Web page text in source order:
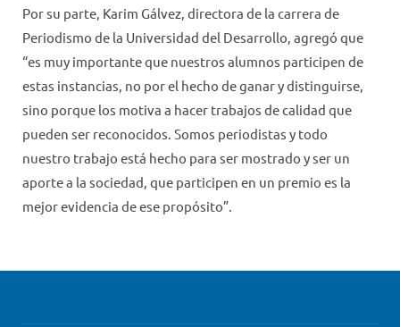
Por su parte, Karim Gálvez, directora de la carrera de
Periodismo de la Universidad del Desarrollo, agregó que
“es muy importante que nuestros alumnos participen de
estas instancias, no por el hecho de ganar y distinguirse,
sino porque los motiva a hacer trabajos de calidad que
pueden ser reconocidos. Somos periodistas y todo
nuestro trabajo está hecho para ser mostrado y ser un
aporte a la sociedad, que participen en un premio es la
mejor evidencia de ese propósito”.